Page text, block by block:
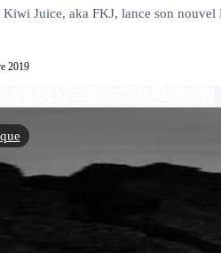
Juice, aka FKJ, lance son
2019